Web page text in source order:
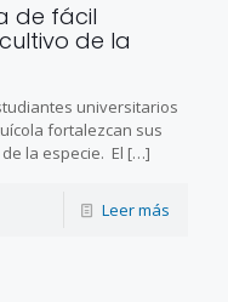
de fácil
de la
universitarios
fortalezcan sus
la especie. El […]
Leer más